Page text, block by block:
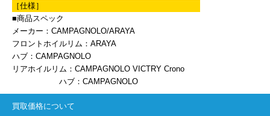
［仕様］
■商品スペック
メーカー：CAMPAGNOLO/ARAYA
フロントホイルリム：ARAYA
ハブ：CAMPAGNOLO
リアホイルリム：CAMPAGNOLO VICTRY Crono
ハブ：CAMPAGNOLO
買取価格について